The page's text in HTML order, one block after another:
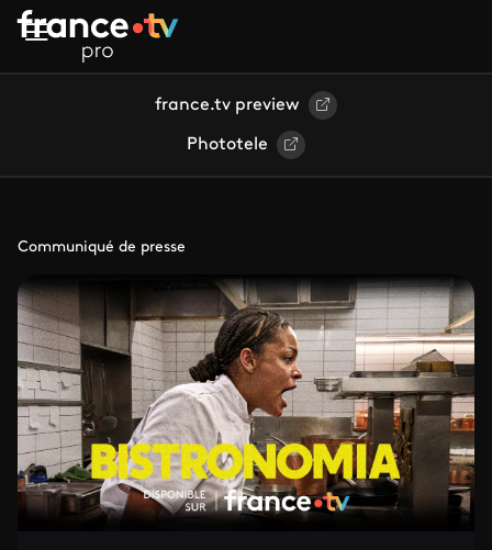
Aller au contenu principal
france.tv preview
Phototele
Communiqué de presse